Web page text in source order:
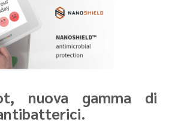
nuova gamma di